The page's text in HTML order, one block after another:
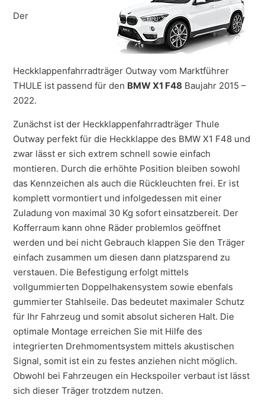
Der
Heckklappenfahrradträger Outway vom Marktführer
THULE ist passend für den BMW X1 F48 Baujahr 2015 –
2022.
Zunächst ist der Heckklappenfahrradträger Thule
Outway perfekt für die Heckklappe des BMW X1 F48 und
zwar lässt er sich extrem schnell sowie einfach
montieren. Durch die erhöhte Position bleiben sowohl
das Kennzeichen als auch die Rückleuchten frei. Er ist
komplett vormontiert und infolgedessen mit einer
Zuladung von maximal 30 Kg sofort einsatzbereit. Der
Kofferraum kann ohne Räder problemlos geöffnet
werden und bei nicht Gebrauch klappen Sie den Träger
einfach zusammen um diesen dann platzsparend zu
verstauen. Die Befestigung erfolgt mittels
vollgummierten Doppelhakensystem sowie ebenfals
gummierter Stahlseile. Das bedeutet maximaler Schutz
für Ihr Fahrzeug und somit absolut sicheren Halt. Die
optimale Montage erreichen Sie mit Hilfe des
integrierten Drehmomentsystem mittels akustischen
Signal, somit ist ein zu festes anziehen nicht möglich.
Obwohl bei Fahrzeugen ein Heckspoiler verbaut ist lässt
sich dieser Träger trotzdem nutzen.